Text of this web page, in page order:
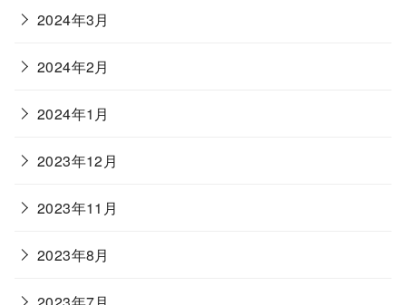
2024年3月
2024年2月
2024年1月
2023年12月
2023年11月
2023年8月